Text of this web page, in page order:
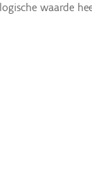
waarde